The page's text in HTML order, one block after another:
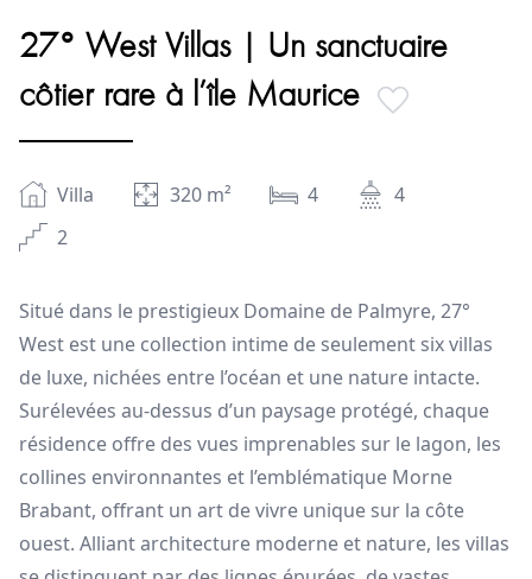
27° West Villas | Un sanctuaire
côtier rare à l’île Maurice
Villa 320 m² 4
4
2
Situé dans le prestigieux Domaine de Palmyre, 27°
West est une collection intime de seulement six villas
de luxe, nichées entre l’océan et une nature intacte.
Surélevées au-dessus d’un paysage protégé, chaque
résidence offre des vues imprenables sur le lagon, les
collines environnantes et l’emblématique Morne
Brabant, offrant un art de vivre unique sur la côte
ouest. Alliant architecture moderne et nature, les villas